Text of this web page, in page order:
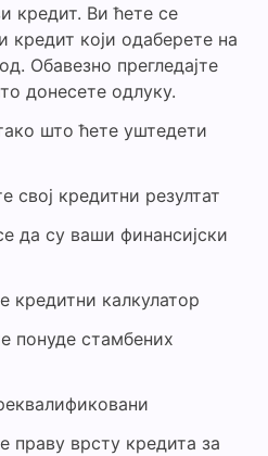
кредит. Ви ћете се
кредит који одаберете на
Обавезно прегледајте
донесете одлуку.
што ћете уштедети
свој кредитни резултат
да су ваши финансијски
кредитни калкулатор
понуде стамбених
праву врсту кредита за